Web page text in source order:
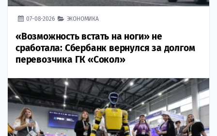
07-08-2026 ЭКОНОМИКА
«Возможность встать на ноги» не
сработала: Сбербанк вернулся за долгом
перевозчика ГК «Сокол»